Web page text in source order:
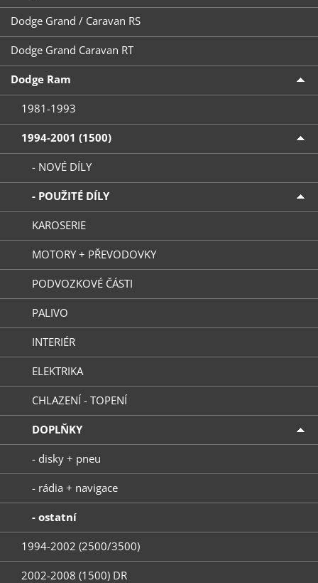
Dodge Grand / Caravan RS
Dodge Grand Caravan RT
Dodge Ram
1981-1993
1994-2001 (1500)
- NOVÉ DÍLY
- POUŽITÉ DÍLY
KAROSERIE
MOTORY + PŘEVODOVKY
PODVOZKOVÉ ČÁSTI
PALIVO
INTERIÉR
ELEKTRIKA
CHLAZENÍ - TOPENÍ
DOPLŇKY
- disky + pneu
- rádia + navigace
- ostatní
1994-2002 (2500/3500)
2002-2008 (1500) DR